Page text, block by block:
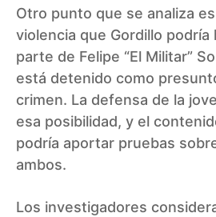
Otro punto que se analiza
violencia que Gordillo
parte de Felipe “El Militar”
está detenido como
crimen. La defensa de la
esa posibilidad, y el
podría aportar pruebas
ambos.
Los investigadores